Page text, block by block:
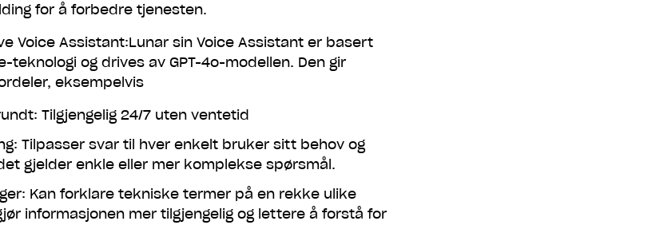
Få link til appen
sender én sms med linken. Ikke noe mer.
for å forbedre tjenesten.
Voice Assistant:Lunar sin Voice Assistant er basert
teknologi og drives av GPT-4o-modellen. Den gir
eksempelvis
Tilgjengelig 24/7 uten ventetid
Tilpasser svar til hver enkelt bruker sitt behov og
gjelder enkle eller mer komplekse spørsmål.
Kan forklare tekniske termer på en rekke ulike
informasjonen mer tilgjengelig og lettere å forstå for